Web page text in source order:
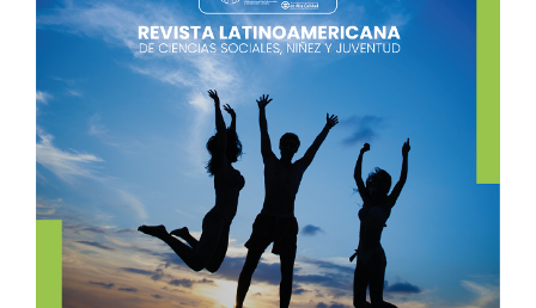
del
artículo